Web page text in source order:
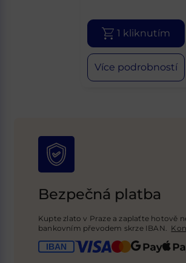
1 kliknutím
Více podrobností
Bezpečná platba
Kupte zlato v Praze a zaplaťte hotově
bankovním převodem skrze IBAN.